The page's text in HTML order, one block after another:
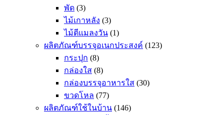
พัด (3)
ไม้เกาหลัง (3)
ไม้ตีแมลงวัน (1)
ผลิตภัณฑ์บรรจุอเนกประสงค์ (123)
กระปุก (8)
กล่องใส (8)
กล่องบรรจุอาหารใส (30)
ขวดโหล (77)
ผลิตภัณฑ์ใช้ในบ้าน (146)